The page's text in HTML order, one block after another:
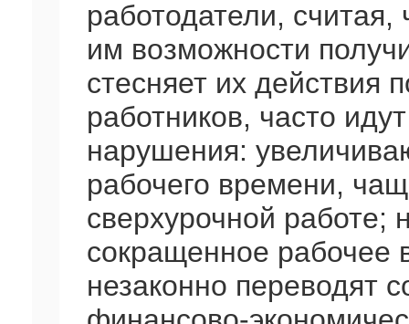
работодатели, считая,
им возможности
стесняет их действия
работников, часто
нарушения:
рабочего времени,
сверхурочной работе;
сокращенное рабочее
незаконно переводят